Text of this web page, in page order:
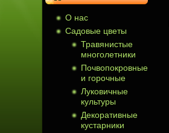
О нас
Cадовые цветы
Травянистые
многолетники
Почвопокровные
и горочные
Луковичные
культуры
Декоративные
кустарники